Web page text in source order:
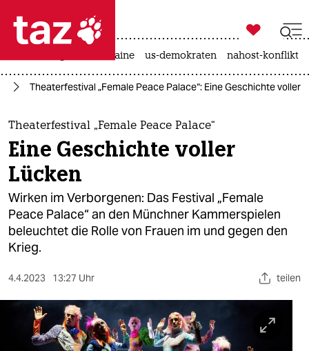
 taz zahl ich
taz zahl ich
themen
politik
öko
gesellschaft
kultur
sport
berlin
nord

taz zahl ich
krieg in der ukraine us-demokraten nahost-konflikt
Theaterfestival „Female Peace Palace“: Eine Geschichte voller
Theaterfestival „Female Peace Palace“
Eine Geschichte voller
Lücken
Wirken im Verborgenen: Das Festival „Female
Peace Palace“ an den Münchner Kammerspielen
beleuchtet die Rolle von Frauen im und gegen den
Krieg.
4.4.2023 13:27 Uhr teilen